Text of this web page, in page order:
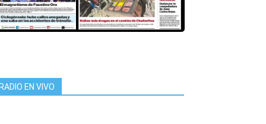
RADIO EN VIVO